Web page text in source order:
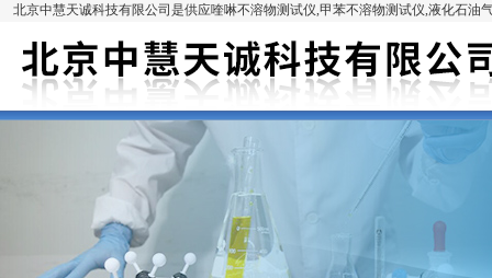
北京中慧天诚科技有限公司是供应喹啉不溶物测试仪,甲苯不溶物测试仪,液化石油